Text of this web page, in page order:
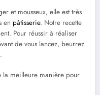
et mousseux, elle est très
en pâtisserie. Notre recette
Pour réussir à réaliser
de vous lancez, beurrez
la meilleure manière pour